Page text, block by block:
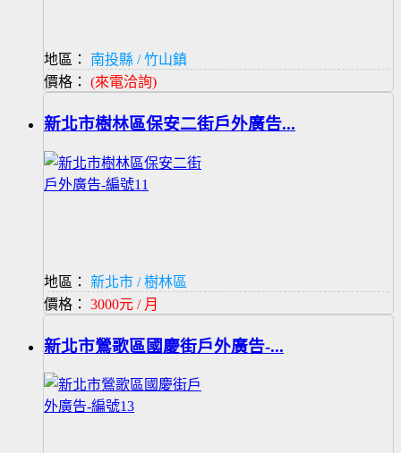
地區：
南投縣 / 竹山鎮
價格： (來電洽詢)
新北市樹林區保安二街戶外廣告...
地區：
新北市 / 樹林區
價格： 3000元 / 月
新北市鶯歌區國慶街戶外廣告-...